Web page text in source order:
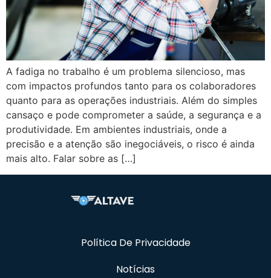
A fadiga no trabalho é um problema silencioso, mas
com impactos profundos tanto para os colaboradores
quanto para as operações industriais. Além do simples
cansaço e pode comprometer a saúde, a segurança e a
produtividade. Em ambientes industriais, onde a
precisão e a atenção são inegociáveis, o risco é ainda
mais alto. Falar sobre as […]
Política De Privacidade
Notícias